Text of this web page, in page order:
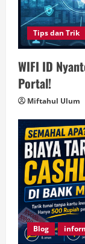
Tips dan Trik
WIFI ID
Portal!
Miftahul Ulum
Blog